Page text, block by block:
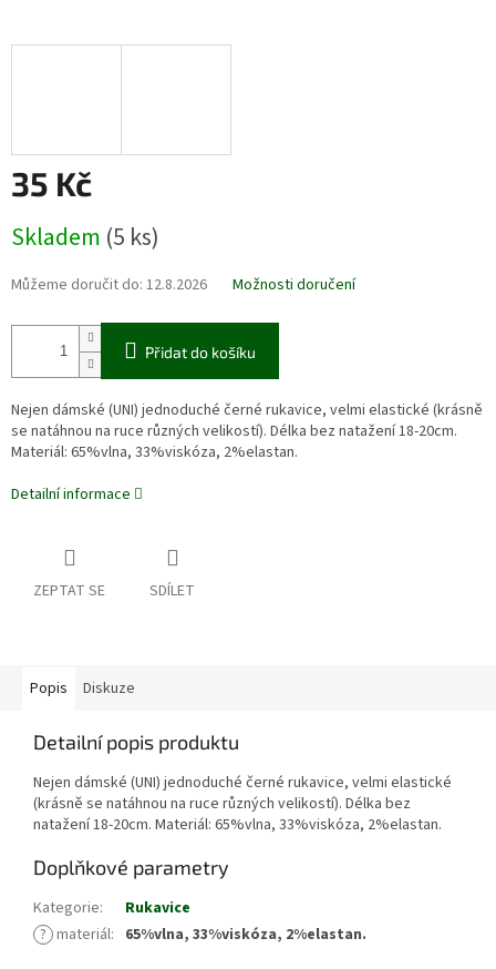
35 Kč
cena:
Skladem (5 ks)
Můžeme doručit do: 12.8.2026 Možnosti doručení
Přidat do košíku
Nejen dámské (UNI) jednoduché černé rukavice, velmi elastické (krásně
se natáhnou na ruce různých velikostí). Délka bez natažení 18-20cm.
Materiál: 65%vlna, 33%viskóza, 2%elastan.
Detailní informace
ZEPTAT SE SDÍLET
Popis Diskuze
Detailní popis produktu
Nejen dámské (UNI) jednoduché černé rukavice, velmi elastické
(krásně se natáhnou na ruce různých velikostí). Délka bez
natažení 18-20cm. Materiál: 65%vlna, 33%viskóza, 2%elastan.
Doplňkové parametry
Kategorie:
Rukavice
? materiál: 65%vlna, 33%viskóza, 2%elastan.